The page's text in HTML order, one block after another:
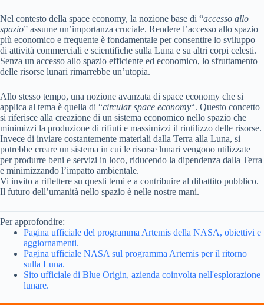
Nel contesto della space economy, la nozione base di “accesso allo
spazio” assume un’importanza cruciale. Rendere l’accesso allo spazio
più economico e frequente è fondamentale per consentire lo sviluppo
di attività commerciali e scientifiche sulla Luna e su altri corpi celesti.
Senza un accesso allo spazio efficiente ed economico, lo sfruttamento
delle risorse lunari rimarrebbe un’utopia.
Allo stesso tempo, una nozione avanzata di space economy che si
applica al tema è quella di “circular space economy“. Questo concetto
si riferisce alla creazione di un sistema economico nello spazio che
minimizzi la produzione di rifiuti e massimizzi il riutilizzo delle risorse.
Invece di inviare costantemente materiali dalla Terra alla Luna, si
potrebbe creare un sistema in cui le risorse lunari vengono utilizzate
per produrre beni e servizi in loco, riducendo la dipendenza dalla Terra
e minimizzando l’impatto ambientale.
Vi invito a riflettere su questi temi e a contribuire al dibattito pubblico.
Il futuro dell’umanità nello spazio è nelle nostre mani.
Per approfondire:
Pagina ufficiale del programma Artemis della NASA, obiettivi e
aggiornamenti.
Pagina ufficiale NASA sul programma Artemis per il ritorno
sulla Luna.
Sito ufficiale di Blue Origin, azienda coinvolta nell'esplorazione
lunare.